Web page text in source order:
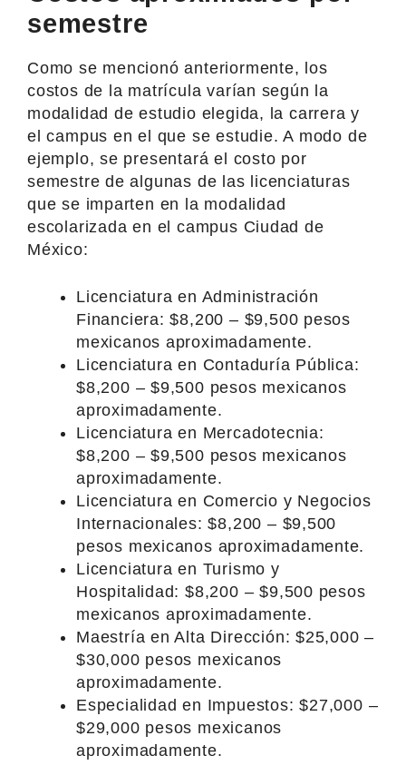
semestre
Como se mencionó anteriormente, los
costos de la matrícula varían según la
modalidad de estudio elegida, la carrera y
el campus en el que se estudie. A modo de
ejemplo, se presentará el costo por
semestre de algunas de las licenciaturas
que se imparten en la modalidad
escolarizada en el campus Ciudad de
México:
Licenciatura en Administración
Financiera: $8,200 – $9,500 pesos
mexicanos aproximadamente.
Licenciatura en Contaduría Pública:
$8,200 – $9,500 pesos mexicanos
aproximadamente.
Licenciatura en Mercadotecnia:
$8,200 – $9,500 pesos mexicanos
aproximadamente.
Licenciatura en Comercio y Negocios
Internacionales: $8,200 – $9,500
pesos mexicanos aproximadamente.
Licenciatura en Turismo y
Hospitalidad: $8,200 – $9,500 pesos
mexicanos aproximadamente.
Maestría en Alta Dirección: $25,000 –
$30,000 pesos mexicanos
aproximadamente.
Especialidad en Impuestos: $27,000 –
$29,000 pesos mexicanos
aproximadamente.